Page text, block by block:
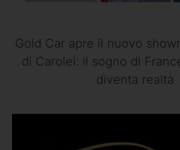
Gold Car apre il nuovo
di Carolei: il sogno di
diventa realtà